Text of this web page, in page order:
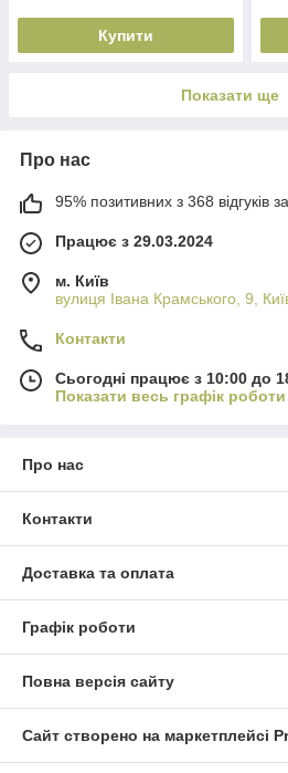
Купити
Показати ще
Про нас
95% позитивних з 368 відгуків
Працює з 29.03.2024
м. Київ
вулиця Івана Крамського, 9,
Контакти
Сьогодні працює з 10:00 до
Показати весь графік роботи
Про нас
Контакти
Доставка та оплата
Графік роботи
Повна версія сайту
Сайт створено на маркетплейсі